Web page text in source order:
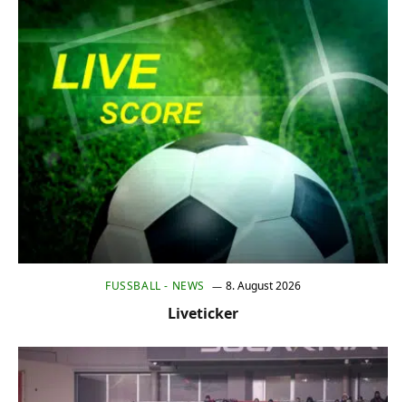
FUSSBALL - NEWS 8. August 2026
Liveticker